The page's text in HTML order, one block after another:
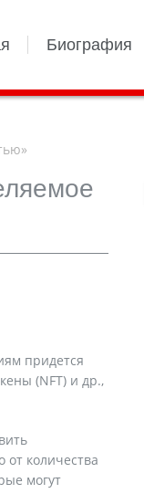
Биография
придется
(NFT) и др.,
от количества
могут